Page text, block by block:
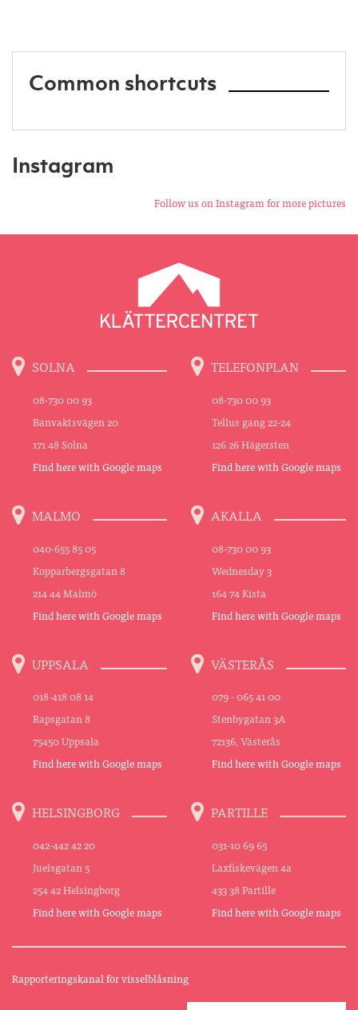
Common shortcuts
Instagram
Follow us on Instagram for more pictures
SOLNA
08-730 00 93
Banvaktsvägen 20
171 48 Solna
Find here with Google maps
TELEFONPLAN
08-730 00 93
Tellus gang 22-24
126 26 Hägersten
Find here with Google maps
MALMO
040-655 85 05
Kopparbergsgatan 8
214 44 Malmö
Find here with Google maps
AKALLA
08-730 00 93
Wednesday 3
164 74 Kista
Find here with Google maps
UPPSALA
018-418 08 14
Rapsgatan 8
75450 Uppsala
Find here with Google maps
VÄSTERÅS
079 - 065 41 00
Stenbygatan 3A
72136, Västerås
Find here with Google maps
HELSINGBORG
042-442 42 20
Juelsgatan 5
254 42 Helsingborg
Find here with Google maps
PARTILLE
031-10 69 65
Laxfiskevägen 4a
433 38 Partille
Find here with Google maps
Rapporteringskanal för visselblåsning